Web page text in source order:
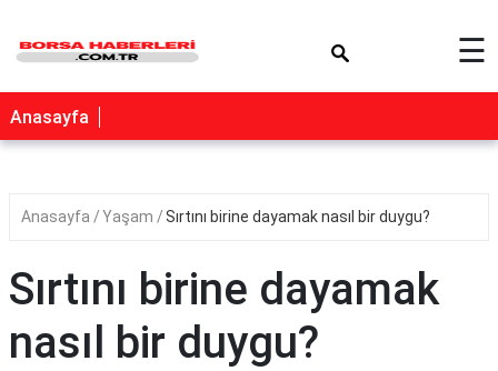
☰
Anasayfa
Anasayfa Yaşam Sırtını birine dayamak nasıl bir duygu?
Sırtını birine dayamak
nasıl bir duygu?